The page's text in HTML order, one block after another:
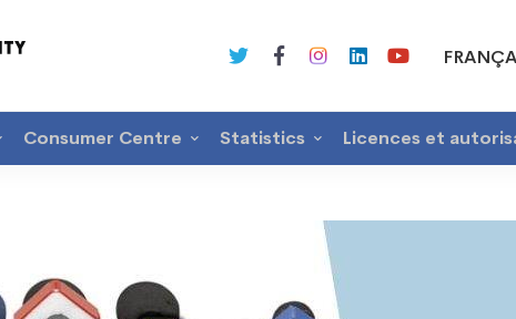
Consumer Centre Statistics Licences et